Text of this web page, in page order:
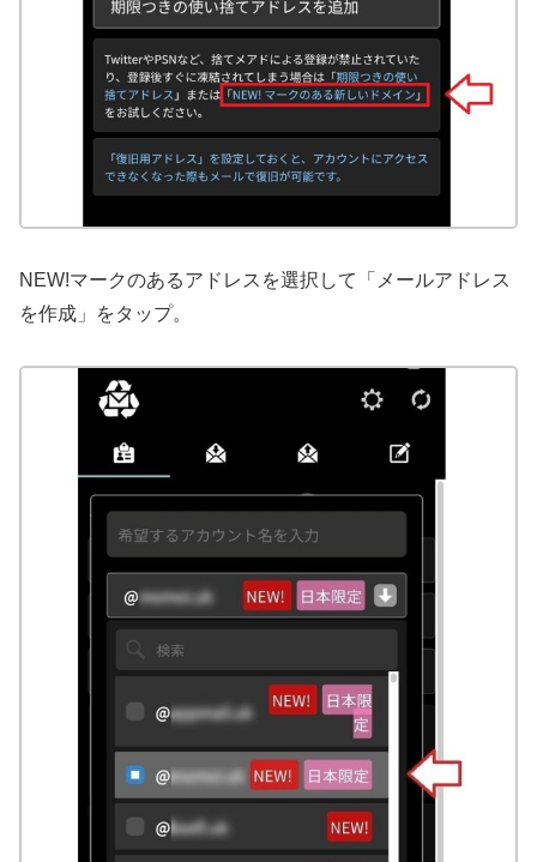
NEW!マークのあるアドレスを選択して「メールアドレス
を作成」をタップ。